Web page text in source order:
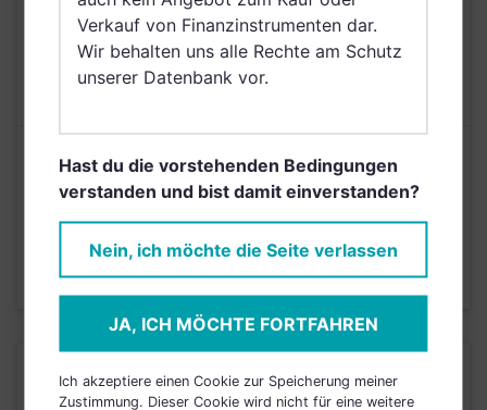
AUSGABEAUFSCHLAG 5,00%
MAX. LAUFENDE
KOSTEN
N/A
Risikoeinstufung laut Anbieter (KID)
1 2 3 4 5 6 7
Stand 12.11.2020
KURSENTWICKLUNG
Verkauf von Finanzinstrumenten dar.
Wir behalten uns alle Rechte am Schutz
unserer Datenbank vor.
Hast du die vorstehenden Bedingungen
verstanden und bist damit einverstanden?
Nein, ich möchte die Seite verlassen
JA, ICH MÖCHTE FORTFAHREN
Ich akzeptiere einen Cookie zur Speicherung meiner
Zustimmung. Dieser Cookie wird nicht für eine weitere